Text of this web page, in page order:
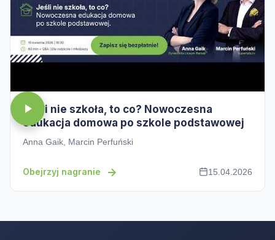
Jeśli nie szkoła, to co? Nowoczesna
edukacja domowa po szkole podstawowej
Anna Gaik, Marcin Perfuński
Obejrzyj nagranie 15.04.2026